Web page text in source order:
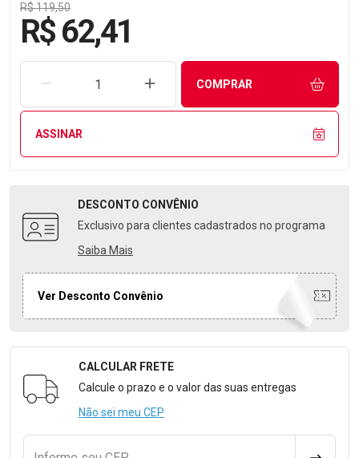
R$ 119,50
R$ 62,41
REMOVER UMA UNIDADEAUMENTAR UMA UNIDADE
COMPRAR
ASSINAR
DESCONTO CONVÊNIO
Exclusivo para clientes cadastrados no programa
Saiba Mais
Ver Desconto Convênio
Formulário para Calcular o Frete
CALCULAR FRETE
Calcule o prazo e o valor das suas entregas
Não sei meu CEP